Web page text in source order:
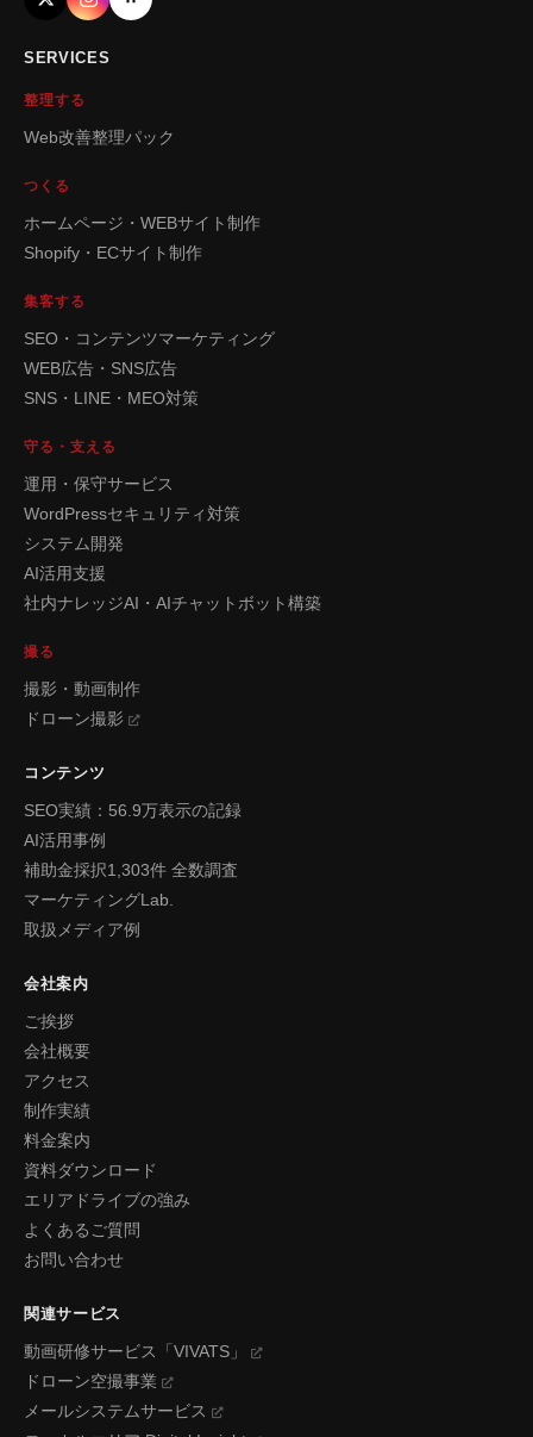
SERVICES
整理する
Web改善整理パック
つくる
ホームページ・WEBサイト制作
Shopify・ECサイト制作
集客する
SEO・コンテンツマーケティング
WEB広告・SNS広告
SNS・LINE・MEO対策
守る・支える
運用・保守サービス
WordPressセキュリティ対策
システム開発
AI活用支援
社内ナレッジAI・AIチャットボット構築
撮る
撮影・動画制作
ドローン撮影
コンテンツ
SEO実績：56.9万表示の記録
AI活用事例
補助金採択1,303件 全数調査
マーケティングLab.
取扱メディア例
会社案内
ご挨拶
会社概要
アクセス
制作実績
料金案内
資料ダウンロード
エリアドライブの強み
よくあるご質問
お問い合わせ
関連サービス
動画研修サービス「VIVATS」
ドローン空撮事業
メールシステムサービス